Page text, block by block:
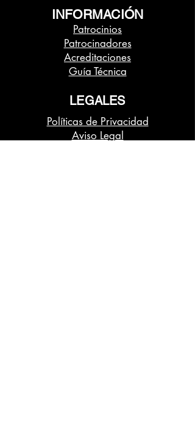
INFORMACIÓN
Patrocinios
Patrocinadores
Acreditaciones
Guía Técnica
Clipping Prensa
Cartel
LEGALES
Políticas de Privacidad
Aviso Legal